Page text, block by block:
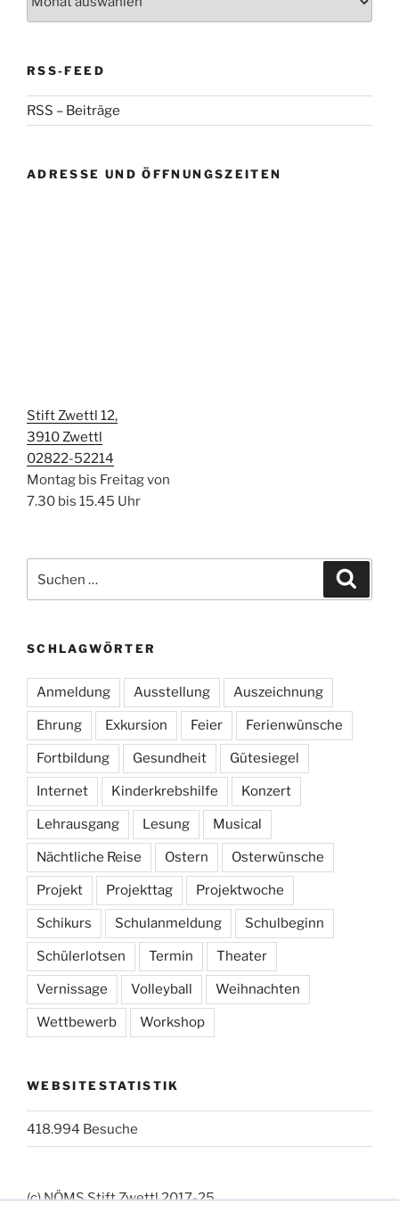
RSS-FEED
RSS – Beiträge
ADRESSE UND ÖFFNUNGSZEITEN
Stift Zwettl 12,
3910 Zwettl
02822-52214
Montag bis Freitag von
7.30 bis 15.45 Uhr
nach:
SCHLAGWÖRTER
Anmeldung Ausstellung Auszeichnung
Ehrung Exkursion Feier Ferienwünsche
Fortbildung Gesundheit Gütesiegel
Internet Kinderkrebshilfe Konzert
Lehrausgang Lesung Musical
Nächtliche Reise Ostern Osterwünsche
Projekt Projekttag Projektwoche
Schikurs Schulanmeldung Schulbeginn
Schülerlotsen Termin Theater
Vernissage Volleyball Weihnachten
Wettbewerb Workshop
WEBSITESTATISTIK
418.994 Besuche
(c) NÖMS Stift Zwettl 2017-25